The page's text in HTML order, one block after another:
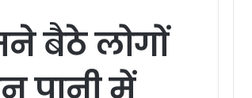
बैठे लोगों